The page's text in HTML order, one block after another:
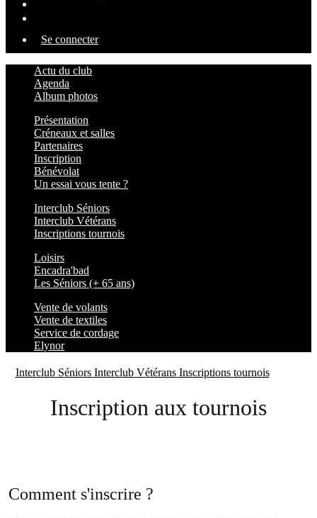
Se connecter
Actu du club
Agenda
Album photos
Présentation
Créneaux et salles
Partenaires
Inscription
Bénévolat
Un essai vous tente ?
Interclub Séniors
Interclub Vétérans
Inscriptions tournois
Loisirs
Encadra'bad
Les Séniors (+ 65 ans)
Vente de volants
Vente de textiles
Service de cordage
Elynor
Interclub Séniors Interclub Vétérans Inscriptions tournois
Inscription aux tournois
Comment s'inscrire ?